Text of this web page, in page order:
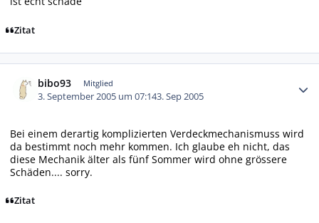
Zitat
bibo93 Mitglied
3. September 2005 um 07:143. Sep 2005
Bei einem derartig komplizierten Verdeckmechanismuss wird
da bestimmt noch mehr kommen. Ich glaube eh nicht, das
diese Mechanik älter als fünf Sommer wird ohne grössere
Schäden.... sorry.
Zitat